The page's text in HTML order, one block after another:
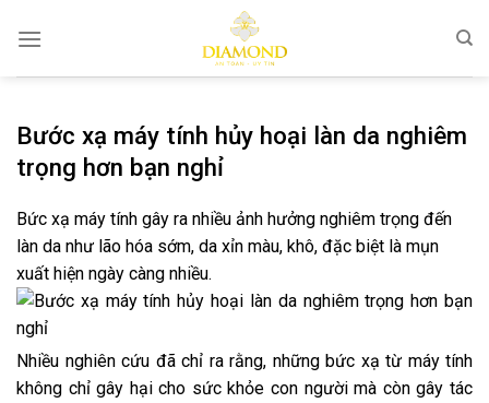
qua
Bước xạ máy tính hủy hoại làn da nghiêm
trọng hơn bạn nghỉ
Bức xạ máy tính gây ra nhiều ảnh hưởng nghiêm trọng đến
làn da như lão hóa sớm, da xỉn màu, khô, đặc biệt là mụn
xuất hiện ngày càng nhiều.
Nhiều nghiên cứu đã chỉ ra rằng, những bức xạ từ máy tính
không chỉ gây hại cho sức khỏe con người mà còn gây tác